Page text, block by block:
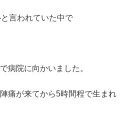
言われていた中で
病院に向かいました。
痛が来てから5時間程で生まれ